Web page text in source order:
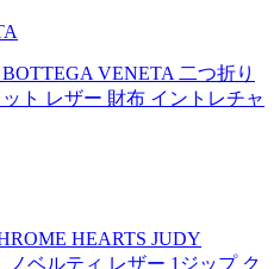
VENETA 二つ折り
ト レザー 財布 イントレチャ